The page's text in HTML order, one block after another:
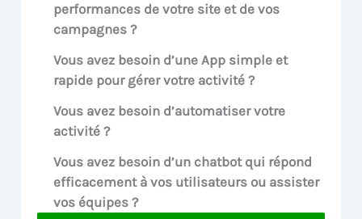
performances de votre site et de vos
campagnes ?
Vous avez besoin d’une App simple et
rapide pour gérer votre activité ?
Vous avez besoin d’automatiser votre
activité ?
Vous avez besoin d’un chatbot qui répond
efficacement à vos utilisateurs ou assister
vos équipes ?